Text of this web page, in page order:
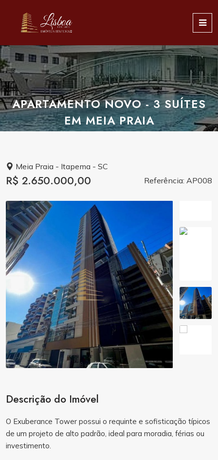
APARTAMENTO NOVO - 3 SUÍTES
EM MEIA PRAIA
Meia Praia - Itapema - SC
R$ 2.650.000,00 Referência: AP008
Descrição do Imóvel
O Exuberance Tower possui o requinte e sofisticação típicos
de um projeto de alto padrão, ideal para moradia, férias ou
investimento.